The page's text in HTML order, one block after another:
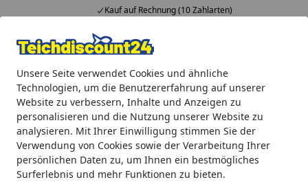
Unsere Seite verwendet Cookies und ähnliche
Technologien, um die Benutzererfahrung auf unserer
Website zu verbessern, Inhalte und Anzeigen zu
personalisieren und die Nutzung unserer Website zu
analysieren. Mit Ihrer Einwilligung stimmen Sie der
Verwendung von Cookies sowie der Verarbeitung Ihrer
persönlichen Daten zu, um Ihnen ein bestmögliches
Surferlebnis und mehr Funktionen zu bieten.
Kauf auf Rechnung (10 Zahlarten)
Alle Produkte
Mein Konto
Suchen
Startseite
Oase Ersatzteil Dichtung Innendeckel für BioTec Premium
Oase Ersatzteil Dichtung
Innendeckel für BioTec Premium
80000 (22676)